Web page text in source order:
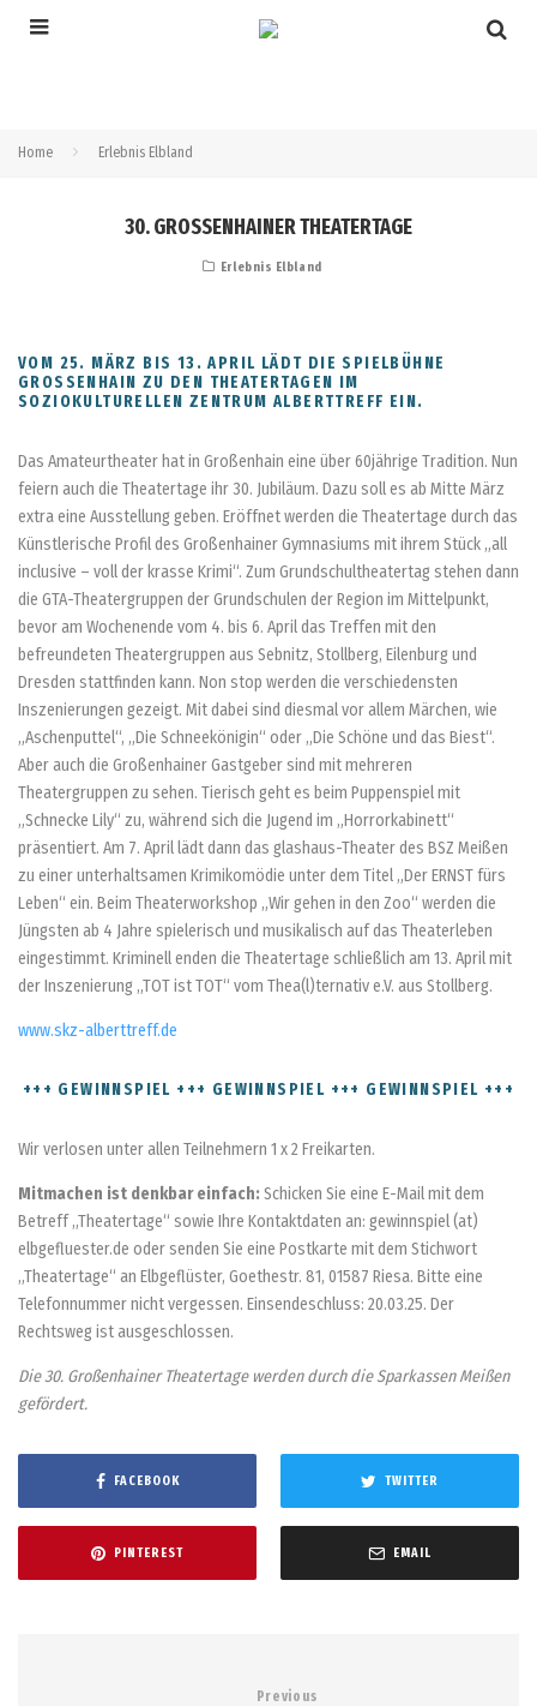
Home Erlebnis Elbland
30. GROSSENHAINER THEATERTAGE
Erlebnis Elbland
VOM 25. MÄRZ BIS 13. APRIL LÄDT DIE SPIELBÜHNE
GROSSENHAIN ZU DEN THEATERTAGEN IM S
OZIOKULTURELLEN ZENTRUM ALBERTTREFF EIN.
Das Amateurtheater hat in Großenhain eine über 60jährige Tradition. Nun
feiern auch die Theatertage ihr 30. Jubiläum. Dazu soll es ab Mitte März
extra eine Ausstellung geben. Eröffnet werden die Theatertage durch das
Künstlerische Profil des Großenhainer Gymnasiums mit ihrem Stück „all
inclusive – voll der krasse Krimi“. Zum Grundschultheatertag stehen dann
die GTA-Theatergruppen der Grundschulen der Region im Mittelpunkt,
bevor am Wochenende vom 4. bis 6. April das Treffen mit den
befreundeten Theatergruppen aus Sebnitz, Stollberg, Eilenburg und
Dresden stattfinden kann. Non stop werden die verschiedensten
Inszenierungen gezeigt. Mit dabei sind diesmal vor allem Märchen, wie
„Aschenputtel“, „Die Schneekönigin“ oder „Die Schöne und das Biest“.
Aber auch die Großenhainer Gastgeber sind mit mehreren
Theatergruppen zu sehen. Tierisch geht es beim Puppenspiel mit
„Schnecke Lily“ zu, während sich die Jugend im „Horrorkabinett“
präsentiert. Am 7. April lädt dann das glashaus-Theater des BSZ Meißen
zu einer unterhaltsamen Krimikomödie unter dem Titel „Der ERNST fürs
Leben“ ein. Beim Theaterworkshop „Wir gehen in den Zoo“ werden die
Jüngsten ab 4 Jahre spielerisch und musikalisch auf das Theaterleben
eingestimmt. Kriminell enden die Theatertage schließlich am 13. April mit
der Inszenierung „TOT ist TOT“ vom Thea(l)ternativ e.V. aus Stollberg.
www.skz-alberttreff.de
+++ GEWINNSPIEL +++ GEWINNSPIEL +++ GEWINNSPIEL +++
Wir verlosen unter allen Teilnehmern 1 x 2 Freikarten.
Mitmachen ist denkbar einfach: Schicken Sie eine E-Mail mit dem
Betreff „Theatertage“ sowie Ihre Kontaktdaten an: gewinnspiel (at)
elbgefluester.de oder senden Sie eine Postkarte mit dem Stichwort
„Theatertage“ an Elbgeflüster, Goethestr. 81, 01587 Riesa. Bitte eine
Telefonnummer nicht vergessen. Einsendeschluss: 20.03.25. Der
Rechtsweg ist ausgeschlossen.
Die 30. Großenhainer Theatertage werden durch die Sparkassen Meißen
gefördert.
FACEBOOK TWITTER
PINTEREST EMAIL
Previous